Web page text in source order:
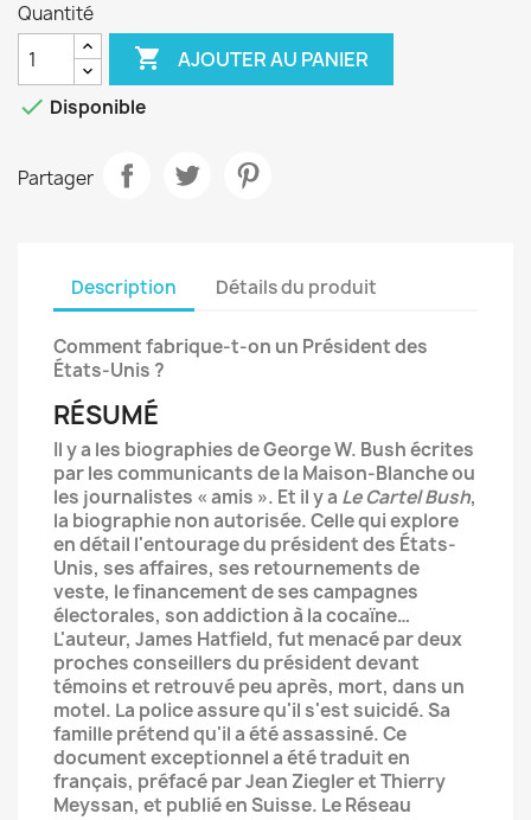
Quantité
 AJOUTER AU PANIER
 Disponible
Partager
Description Détails du produit
Comment fabrique-t-on un Président des
États-Unis ?
RÉSUMÉ
Il y a les biographies de George W. Bush écrites
par les communicants de la Maison-Blanche ou
les journalistes « amis ». Et il y a Le Cartel Bush,
la biographie non autorisée. Celle qui explore
en détail l'entourage du président des États-
Unis, ses affaires, ses retournements de
veste, le financement de ses campagnes
électorales, son addiction à la cocaïne…
L'auteur, James Hatfield, fut menacé par deux
proches conseillers du président devant
témoins et retrouvé peu après, mort, dans un
motel. La police assure qu'il s'est suicidé. Sa
famille prétend qu'il a été assassiné. Ce
document exceptionnel a été traduit en
français, préfacé par Jean Ziegler et Thierry
Meyssan, et publié en Suisse. Le Réseau